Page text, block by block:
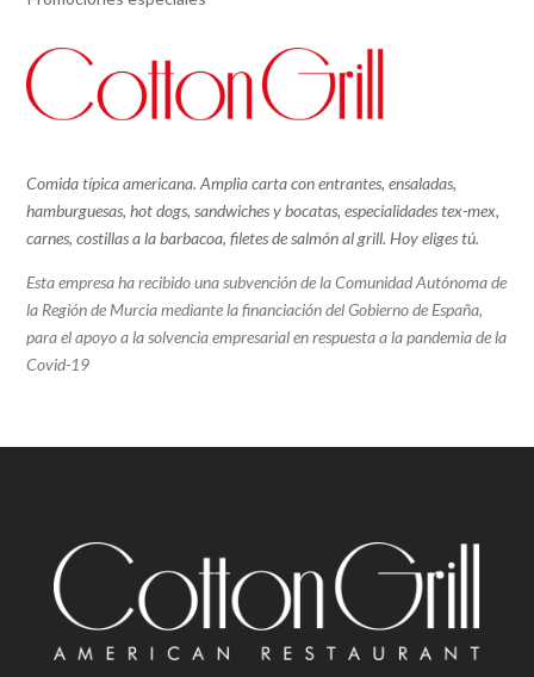
Comida típica americana. Amplia carta con entrantes, ensaladas,
hamburguesas, hot dogs, sandwiches y bocatas, especialidades tex-mex,
carnes, costillas a la barbacoa, filetes de salmón al grill. Hoy eliges tú.
Esta empresa ha recibido una subvención de la Comunidad Autónoma de
la Región de Murcia mediante la financiación del Gobierno de España,
para el apoyo a la solvencia empresarial en respuesta a la pandemia de la
Covid-19